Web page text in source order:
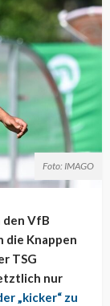
Foto: IMAGO
den VfB
die Knappen
TSG
nur
„kicker“ zu